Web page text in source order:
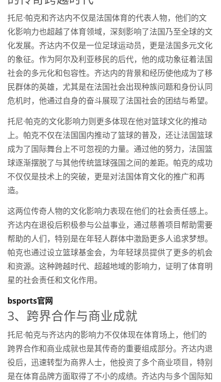
托尼·帕克和齐达内不仅是法国体育的代表人物，他们的文
化影响力也超越了体育领域，深刻影响了法国乃至全球的文
化发展。齐达内不仅是一位足球运动员，更是法国多元文化
的象征。作为阿尔及利亚移民的后代，他的成功象征着法国
社会的多元化和包容性。齐达内的背景和经历使他成为了移
民群体的英雄，尤其是在法国社会出现种族问题和身份认同
危机时，他通过自身的奋斗展现了法国社会的团结与希望。
托尼·帕克的文化影响力则更多体现在他对篮球文化的推动
上。帕克不仅在法国国内推动了篮球的普及，还让法国篮球
成为了国际舞台上不可忽视的力量。通过他的努力，法国篮
球逐渐摆脱了与其他传统篮球强国之间的差距。帕克的成功
不仅仅是技术上的突破，更是对法国体育文化的推广和再
造。
这两位传奇人物的文化影响力表现在他们的社会责任感上。
齐达内在退役后积极参与公益事业，通过慈善项目帮助需要
帮助的人们，特别是在年轻人群体中激励更多人追求梦想。
帕克也通过设立篮球基金会，为年轻球员提供了更多的机会
和资源。这种跨越时代、超越地域的影响力，证明了体育明
星的社会责任和文化作用。
bsports官网
3、跨界合作与商业成就
托尼·帕克与齐达内的影响力不仅体现在体育场上，他们的
跨界合作和商业成就也是其传奇的重要组成部分。齐达内退
役后，迅速转型为商界人士，他投资了多个商业项目，特别
是在体育品牌方面取得了不小的成绩。齐达内与多个国际知